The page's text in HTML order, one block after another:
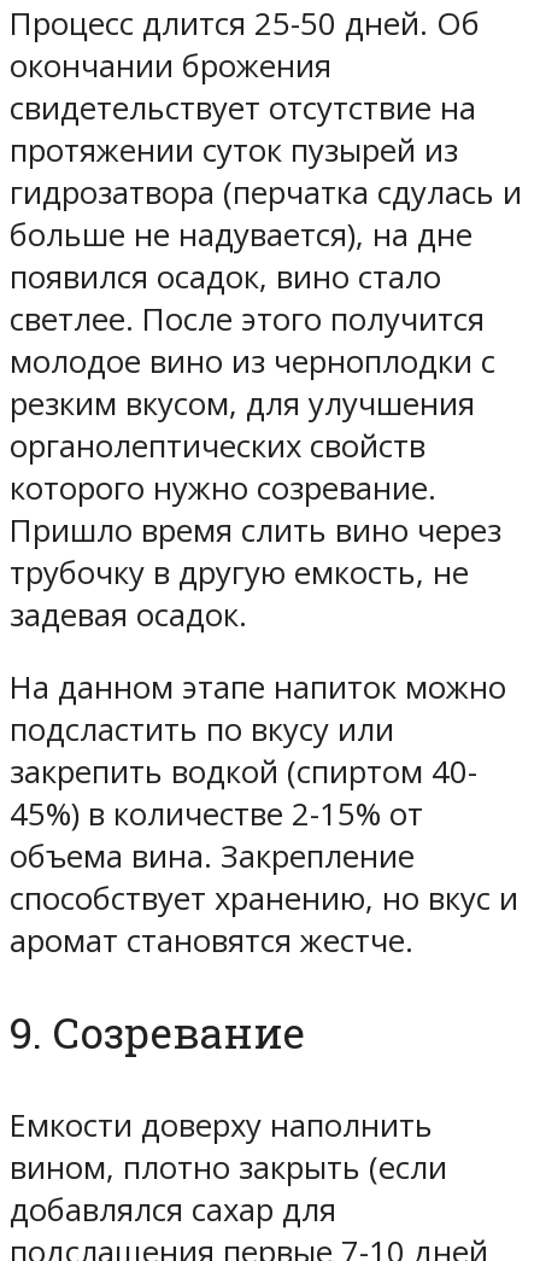
Процесс длится 25-50 дней. Об
окончании брожения
свидетельствует отсутствие на
протяжении суток пузырей из
гидрозатвора (перчатка сдулась и
больше не надувается), на дне
появился осадок, вино стало
светлее. После этого получится
молодое вино из черноплодки с
резким вкусом, для улучшения
органолептических свойств
которого нужно созревание.
Пришло время слить вино через
трубочку в другую емкость, не
задевая осадок.
На данном этапе напиток можно
подсластить по вкусу или
закрепить водкой (спиртом 40-
45%) в количестве 2-15% от
объема вина. Закрепление
способствует хранению, но вкус и
аромат становятся жестче.
9. Созревание
Емкости доверху наполнить
вином, плотно закрыть (если
добавлялся сахар для
подслащения первые 7-10 дней